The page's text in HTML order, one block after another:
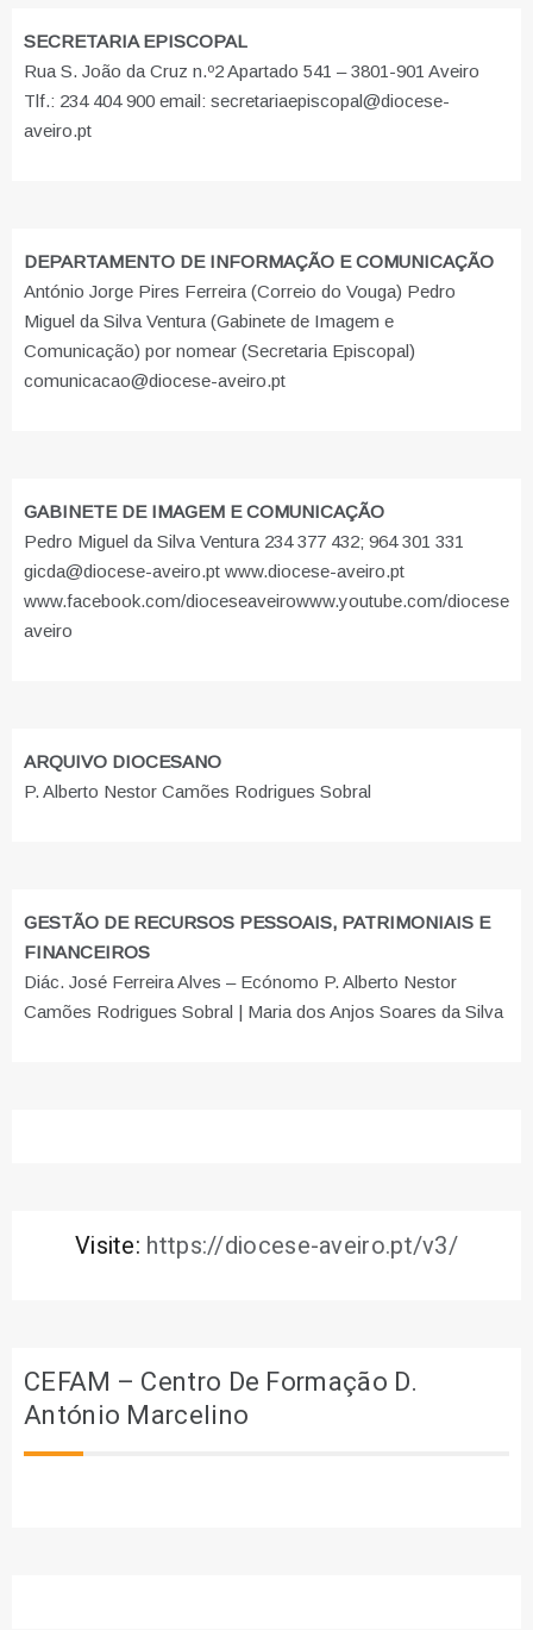
SECRETARIA EPISCOPAL
Rua S. João da Cruz n.º2 Apartado 541 – 3801-901 Aveiro
Tlf.: 234 404 900 email: secretariaepiscopal@diocese-
aveiro.pt
DEPARTAMENTO DE INFORMAÇÃO E COMUNICAÇÃO
António Jorge Pires Ferreira (Correio do Vouga) Pedro
Miguel da Silva Ventura (Gabinete de Imagem e
Comunicação) por nomear (Secretaria Episcopal)
comunicacao@diocese-aveiro.pt
GABINETE DE IMAGEM E COMUNICAÇÃO
Pedro Miguel da Silva Ventura 234 377 432; 964 301 331
gicda@diocese-aveiro.pt www.diocese-aveiro.pt
www.facebook.com/dioceseaveirowww.youtube.com/diocese
aveiro
ARQUIVO DIOCESANO
P. Alberto Nestor Camões Rodrigues Sobral
GESTÃO DE RECURSOS PESSOAIS, PATRIMONIAIS E
FINANCEIROS
Diác. José Ferreira Alves – Ecónomo P. Alberto Nestor
Camões Rodrigues Sobral | Maria dos Anjos Soares da Silva
Visite: https://diocese-aveiro.pt/v3/
CEFAM – Centro De Formação D.
António Marcelino